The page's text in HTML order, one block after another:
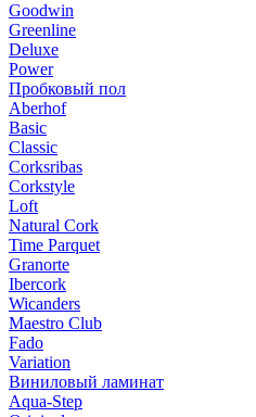
Goodwin
Greenline
Deluxe
Power
Пробковый пол
Aberhof
Basic
Classic
Corksribas
Corkstyle
Loft
Natural Cork
Time Parquet
Granorte
Ibercork
Wicanders
Мaestro Club
Fado
Variation
Виниловый ламинат
Aqua-Step